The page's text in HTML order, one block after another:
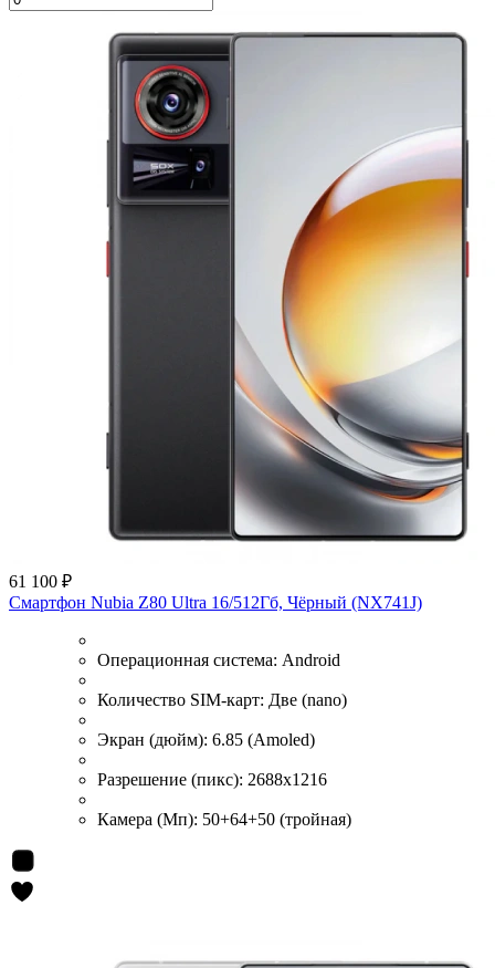
61 100 ₽
Смартфон Nubia Z80 Ultra 16/512Гб, Чёрный (NX741J)
Операционная система: Android
Количество SIM-карт: Две (nano)
Экран (дюйм): 6.85 (Amoled)
Разрешение (пикс): 2688x1216
Камера (Мп): 50+64+50 (тройная)